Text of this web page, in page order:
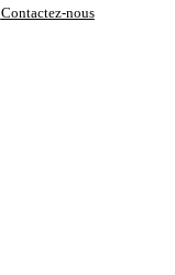
Contactez-nous